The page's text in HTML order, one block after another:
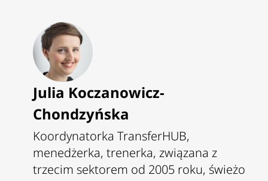
Julia Koczanowicz-
Chondzyńska
Koordynatorka TransferHUB,
menedżerka, trenerka, związana z
trzecim sektorem od 2005 roku, świeżo